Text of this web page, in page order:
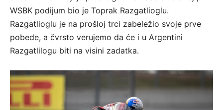
WSBK podijum bio je Toprak Razgatlioglu.
Razgatlioglu je na prošloj trci zabeležio svoje prve
pobede, a čvrsto verujemo da će i u Argentini
Razgatlilogu biti na visini zadatka.